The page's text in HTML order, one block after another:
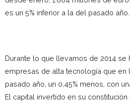
es un 5% inferior a la del pasado año.
Durante lo que llevamos de 2014 se
empresas de alta tecnología que
pasado año, un 0,45% menos, con
El capital invertido en su